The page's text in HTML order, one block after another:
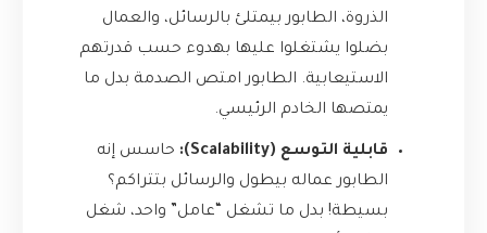
الذروة، الطابور بيمتلئ بالرسائل، والعمال
بضلوا يشتغلوا عليها بهدوء حسب قدرتهم
الاستيعابية. الطابور امتص الصدمة بدل ما
يمتصها الخادم الرئيسي.
قابلية التوسع (Scalability):
حاسس إنه
الطابور عماله بيطول والرسائل بتتراكم؟
بسيطة! بدل ما تشغل “عامل” واحد، شغل